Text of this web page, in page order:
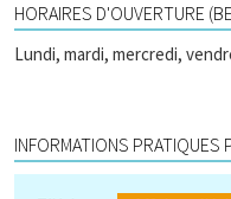
HORAIRES D'OUVERTURE
Lundi, mardi, mercredi,
INFORMATIONS PRATIQUES